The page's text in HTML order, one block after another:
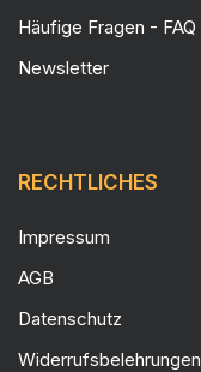
Häufige Fragen - FAQ
Newsletter
RECHTLICHES
Impressum
AGB
Datenschutz
Widerrufsbelehrungen